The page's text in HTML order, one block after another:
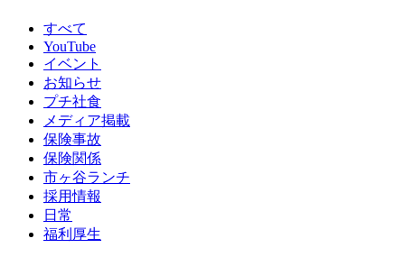
すべて
YouTube
イベント
お知らせ
プチ社食
メディア掲載
保険事故
保険関係
市ヶ谷ランチ
採用情報
日常
福利厚生